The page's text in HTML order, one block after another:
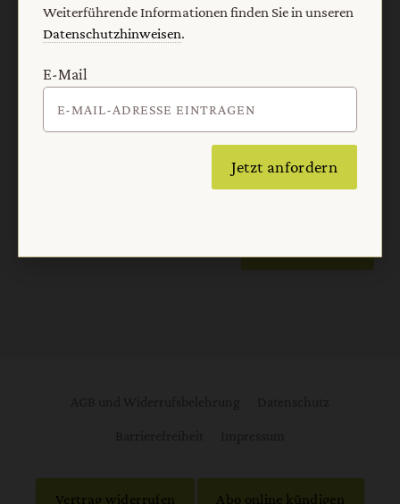
erfasst und ausgewertet wird, um die Inhalte besser auf
meine Interessen auszurichten. Über einen Link in
ausschalten.
Datenschutzhinweisen.
Vertrag widerrufen Abo online kündigen
Weiterführende Informationen finden Sie in unseren
Datenschutzhinweisen.
E-Mail
Jetzt anfordern